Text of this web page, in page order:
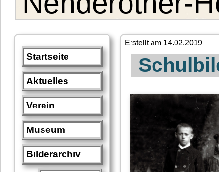
Startseite
Aktuelles
Verein
Museum
Bilderarchiv
Erstellt am 14.02.2019